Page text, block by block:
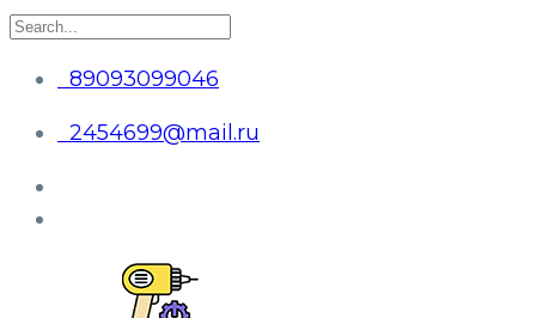
89093099046
2454699@mail.ru